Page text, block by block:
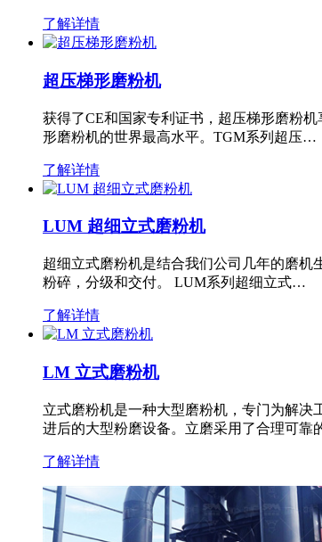
了解详情
超压梯形磨粉机
获得了CE和国家专利证书，超压梯形磨粉
形磨粉机的世界最高水平。TGM系列超压…
了解详情
LUM 超细立式磨粉机
超细立式磨粉机是结合我们公司几年的磨
粉碎，分级和交付。 LUM系列超细立式…
了解详情
LM 立式磨粉机
立式磨粉机是一种大型磨粉机，专门为解
进后的大型粉磨设备。立磨采用了合理可靠
了解详情